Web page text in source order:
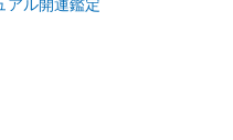
アル開運鑑定